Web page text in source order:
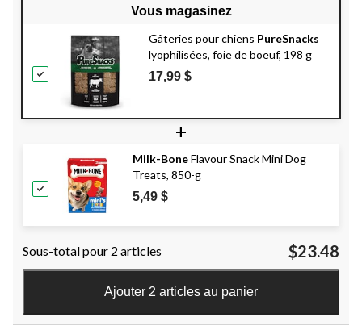
Vous magasinez
Gâteries pour chiens PureSnacks
lyophilisées, foie de boeuf, 198 g
17,99 $
+
Milk-BoneFlavour Snack Mini Dog
Treats, 850-g
5,49 $
Sous-total pour 2 articles $23.48
Ajouter 2 articles au panier